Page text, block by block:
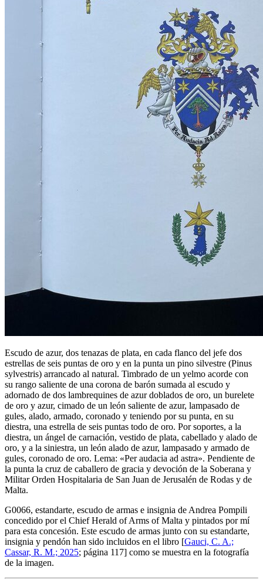
Escudo de azur, dos tenazas de plata, en cada flanco del jefe dos
estrellas de seis puntas de oro y en la punta un pino silvestre (Pinus
sylvestris) arrancado al natural. Timbrado de un yelmo acorde con
su rango saliente de una corona de barón sumada al escudo y
adornado de dos lambrequines de azur doblados de oro, un burelete
de oro y azur, cimado de un león saliente de azur, lampasado de
gules, alado, armado, coronado y teniendo por su punta, en su
diestra, una estrella de seis puntas todo de oro. Por soportes, a la
diestra, un ángel de carnación, vestido de plata, cabellado y alado de
oro, y a la siniestra, un león alado de azur, lampasado y armado de
gules, coronado de oro. Lema: «Per audacia ad astra». Pendiente de
la punta la cruz de caballero de gracia y devoción de la Soberana y
Militar Orden Hospitalaria de San Juan de Jerusalén de Rodas y de
Malta.
G0066, estandarte, escudo de armas e insignia de Andrea Pompili
concedido por el Chief Herald of Arms of Malta y pintados por mí
para esta concesión. Este escudo de armas junto con su estandarte,
insignia y pendón han sido incluidos en el libro [Gauci, C. A.;
Cassar, R. M.; 2025; página 117] como se muestra en la fotografía
de la imagen.